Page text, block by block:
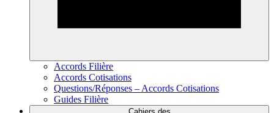
Accords Filière
Accords Cotisations
Questions/Réponses – Accords Cotisations
Guides Filière